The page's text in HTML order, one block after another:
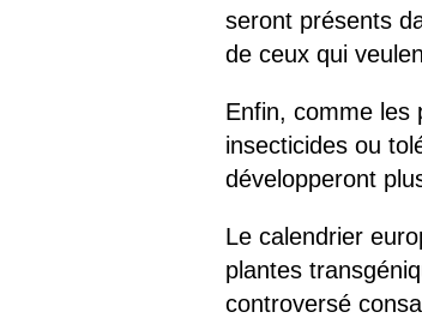
seront présents
de ceux qui
Enfin, comme les
insecticides ou
développeront
Le calendrier
plantes
controversé